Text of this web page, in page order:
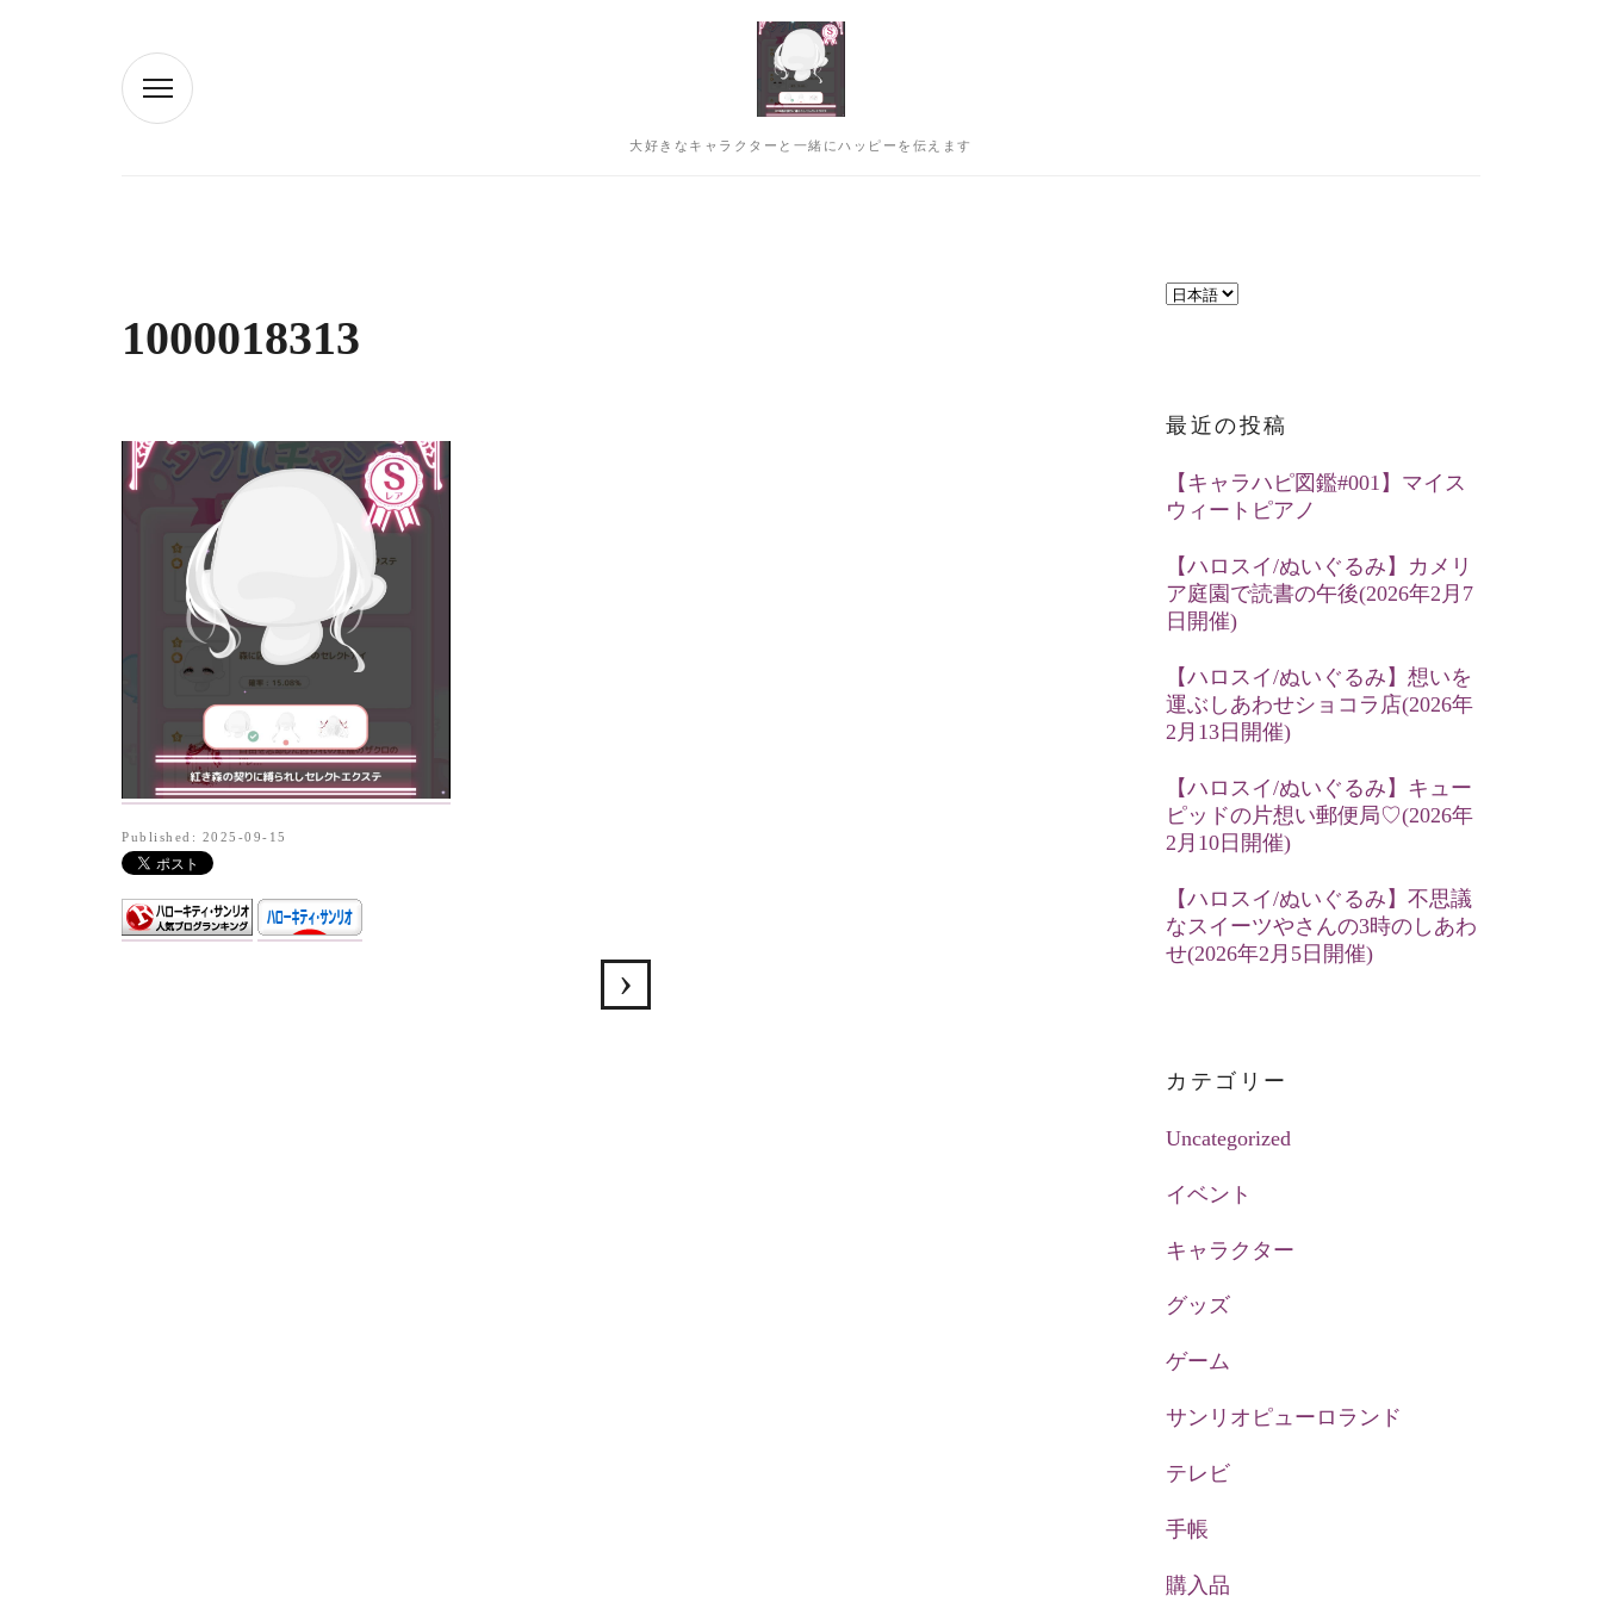
大好きなキャラクターと一緒にハッピーを伝えます
1000018313
Published: 2025-09-15
言
択
最近の投稿
【キャラハピ図鑑#001】マイス
ウィートピアノ
【ハロスイ/ぬいぐるみ】カメリ
ア庭園で読書の午後(2026年2月7
日開催)
【ハロスイ/ぬいぐるみ】想いを
運ぶしあわせショコラ店(2026年
2月13日開催)
【ハロスイ/ぬいぐるみ】キュー
ピッドの片想い郵便局♡(2026年
2月10日開催)
【ハロスイ/ぬいぐるみ】不思議
なスイーツやさんの3時のしあわ
せ(2026年2月5日開催)
カテゴリー
Uncategorized
イベント
キャラクター
グッズ
ゲーム
サンリオピューロランド
テレビ
手帳
購入品